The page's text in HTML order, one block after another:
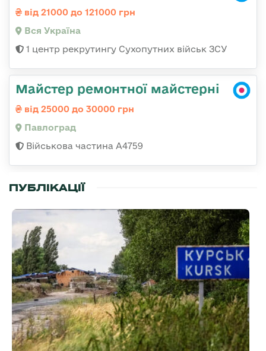
від 21000 до 121000 грн
Вся Україна
1 центр рекрутингу Сухопутних військ ЗСУ
Майстер ремонтної майстерні
від 25000 до 30000 грн
Павлоград
Військова частина А4759
ПУБЛІКАЦІЇ